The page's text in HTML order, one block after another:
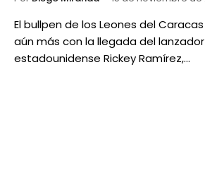
El bullpen de los Leones del
aún más con la llegada del
estadounidense Rickey Ramírez,…